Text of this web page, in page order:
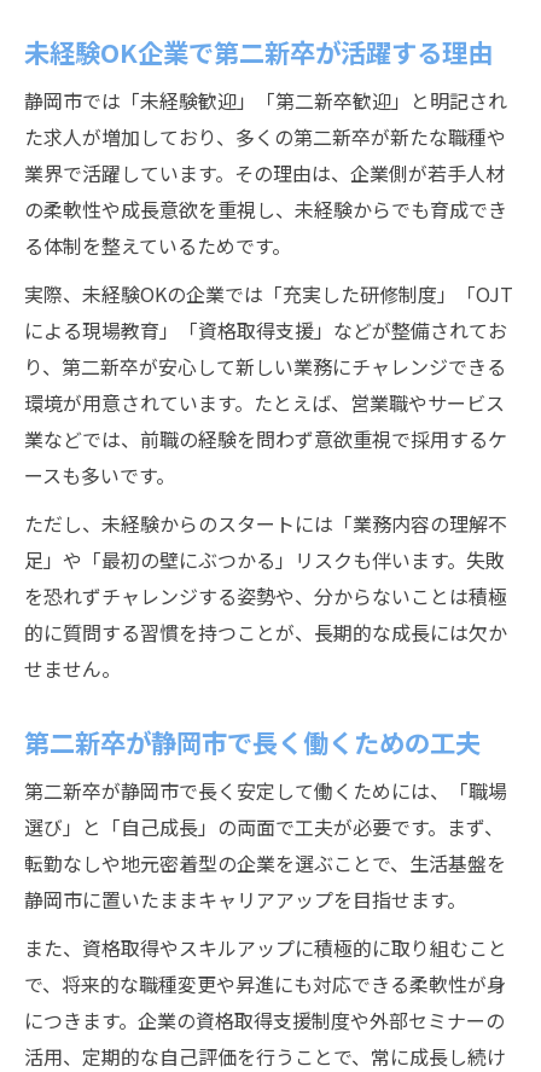
未経験OK企業で第二新卒が活躍する理由
静岡市では「未経験歓迎」「第二新卒歓迎」と明記され
た求人が増加しており、多くの第二新卒が新たな職種や
業界で活躍しています。その理由は、企業側が若手人材
の柔軟性や成長意欲を重視し、未経験からでも育成でき
る体制を整えているためです。
実際、未経験OKの企業では「充実した研修制度」「OJT
による現場教育」「資格取得支援」などが整備されてお
り、第二新卒が安心して新しい業務にチャレンジできる
環境が用意されています。たとえば、営業職やサービス
業などでは、前職の経験を問わず意欲重視で採用するケ
ースも多いです。
ただし、未経験からのスタートには「業務内容の理解不
足」や「最初の壁にぶつかる」リスクも伴います。失敗
を恐れずチャレンジする姿勢や、分からないことは積極
的に質問する習慣を持つことが、長期的な成長には欠か
せません。
第二新卒が静岡市で長く働くための工夫
第二新卒が静岡市で長く安定して働くためには、「職場
選び」と「自己成長」の両面で工夫が必要です。まず、
転勤なしや地元密着型の企業を選ぶことで、生活基盤を
静岡市に置いたままキャリアアップを目指せます。
また、資格取得やスキルアップに積極的に取り組むこと
で、将来的な職種変更や昇進にも対応できる柔軟性が身
につきます。企業の資格取得支援制度や外部セミナーの
活用、定期的な自己評価を行うことで、常に成長し続け